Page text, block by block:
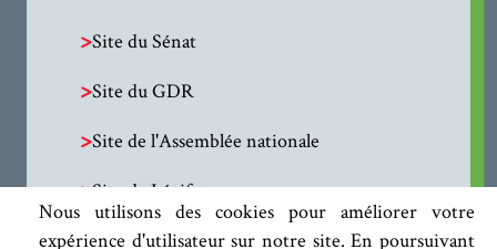
Nous utilisons des cookies pour améliorer votre
expérience d'utilisateur sur notre site. En poursuivant
>Site du Sénat
>Site du GDR
>Site de l'Assemblée nationale
>Site de Légifrance